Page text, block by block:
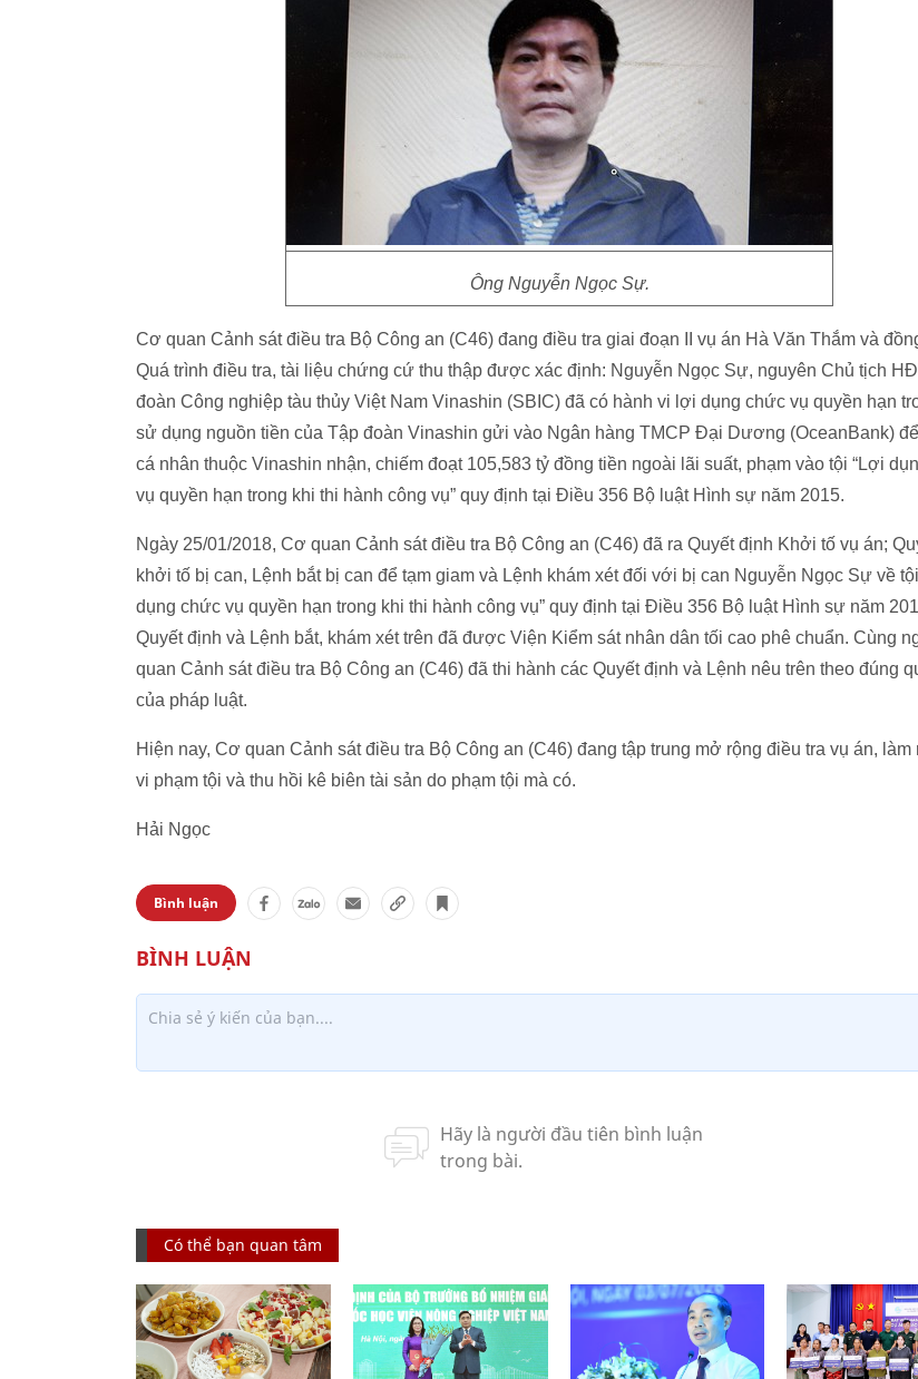
Ông Nguyễn Ngọc Sự.
Cơ quan Cảnh sát điều tra Bộ Công an (C46) đang điều tra giai đoạn II vụ án Hà Văn Thắm và
Quá trình điều tra, tài liệu chứng cứ thu thập được xác định: Nguyễn Ngọc Sự, nguyên Chủ tịch
đoàn Công nghiệp tàu thủy Việt Nam Vinashin (SBIC) đã có hành vi lợi dụng chức vụ quyền hạn
sử dụng nguồn tiền của Tập đoàn Vinashin gửi vào Ngân hàng TMCP Đại Dương (OceanBank)
cá nhân thuộc Vinashin nhận, chiếm đoạt 105,583 tỷ đồng tiền ngoài lãi suất, phạm vào tội “Lợi
vụ quyền hạn trong khi thi hành công vụ” quy định tại Điều 356 Bộ luật Hình sự năm 2015.
Ngày 25/01/2018, Cơ quan Cảnh sát điều tra Bộ Công an (C46) đã ra Quyết định Khởi tố vụ án;
khởi tố bị can, Lệnh bắt bị can để tạm giam và Lệnh khám xét đối với bị can Nguyễn Ngọc Sự về
dụng chức vụ quyền hạn trong khi thi hành công vụ” quy định tại Điều 356 Bộ luật Hình sự năm
Quyết định và Lệnh bắt, khám xét trên đã được Viện Kiểm sát nhân dân tối cao phê chuẩn. Cùng
quan Cảnh sát điều tra Bộ Công an (C46) đã thi hành các Quyết định và Lệnh nêu trên theo đúng
của pháp luật.
Hiện nay, Cơ quan Cảnh sát điều tra Bộ Công an (C46) đang tập trung mở rộng điều tra vụ án, làm
vi phạm tội và thu hồi kê biên tài sản do phạm tội mà có.
Hải Ngọc
Bình luận
Có thể bạn quan tâm